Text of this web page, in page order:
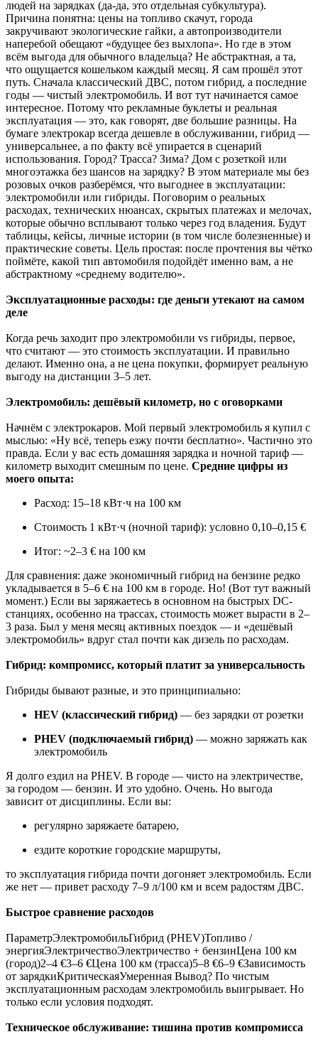
людей на зарядках (да-да, это отдельная субкультура).
Причина понятна: цены на топливо скачут, города
закручивают экологические гайки, а автопроизводители
наперебой обещают «будущее без выхлопа». Но где в этом
всём выгода для обычного владельца? Не абстрактная, а та,
что ощущается кошельком каждый месяц. Я сам прошёл этот
путь. Сначала классический ДВС, потом гибрид, а последние
годы — чистый электромобиль. И вот тут начинается самое
интересное. Потому что рекламные буклеты и реальная
эксплуатация — это, как говорят, две большие разницы. На
бумаге электрокар всегда дешевле в обслуживании, гибрид —
универсальнее, а по факту всё упирается в сценарий
использования. Город? Трасса? Зима? Дом с розеткой или
многоэтажка без шансов на зарядку? В этом материале мы без
розовых очков разберёмся, что выгоднее в эксплуатации:
электромобили или гибриды. Поговорим о реальных
расходах, технических нюансах, скрытых платежах и мелочах,
которые обычно всплывают только через год владения. Будут
таблицы, кейсы, личные истории (в том числе болезненные) и
практические советы. Цель простая: после прочтения вы чётко
поймёте, какой тип автомобиля подойдёт именно вам, а не
абстрактному «среднему водителю».
Эксплуатационные расходы: где деньги утекают на самом
деле
Когда речь заходит про электромобили vs гибриды, первое,
что считают — это стоимость эксплуатации. И правильно
делают. Именно она, а не цена покупки, формирует реальную
выгоду на дистанции 3–5 лет.
Электромобиль: дешёвый километр, но с оговорками
Начнём с электрокаров. Мой первый электромобиль я купил с
мыслью: «Ну всё, теперь езжу почти бесплатно». Частично это
правда. Если у вас есть домашняя зарядка и ночной тариф —
километр выходит смешным по цене. Средние цифры из
моего опыта:
Расход: 15–18 кВт·ч на 100 км
Стоимость 1 кВт·ч (ночной тариф): условно 0,10–0,15 €
Итог: ~2–3 € на 100 км
Для сравнения: даже экономичный гибрид на бензине редко
укладывается в 5–6 € на 100 км в городе. Но! (Вот тут важный
момент.) Если вы заряжаетесь в основном на быстрых DC-
станциях, особенно на трассах, стоимость может вырасти в 2–
3 раза. Был у меня месяц активных поездок — и «дешёвый
электромобиль» вдруг стал почти как дизель по расходам.
Гибрид: компромисс, который платит за универсальность
Гибриды бывают разные, и это принципиально:
HEV (классический гибрид) — без зарядки от розетки
PHEV (подключаемый гибрид) — можно заряжать как
электромобиль
Я долго ездил на PHEV. В городе — чисто на электричестве,
за городом — бензин. И это удобно. Очень. Но выгода
зависит от дисциплины. Если вы:
регулярно заряжаете батарею,
ездите короткие городские маршруты,
то эксплуатация гибрида почти догоняет электромобиль. Если
же нет — привет расходу 7–9 л/100 км и всем радостям ДВС.
Быстрое сравнение расходов
ПараметрЭлектромобильГибрид (PHEV)Топливо /
энергияЭлектричествоЭлектричество + бензинЦена 100 км
(город)2–4 €3–6 €Цена 100 км (трасса)5–8 €6–9 €Зависимость
от зарядкиКритическаяУмеренная Вывод? По чистым
эксплуатационным расходам электромобиль выигрывает. Но
только если условия подходят.
Техническое обслуживание: тишина против компромисса